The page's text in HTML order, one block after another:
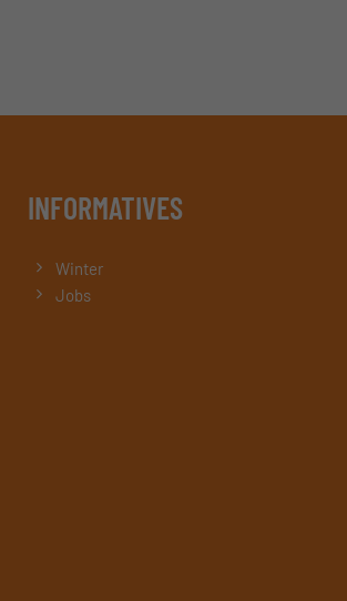
INFORMATIVES
Winter
Jobs